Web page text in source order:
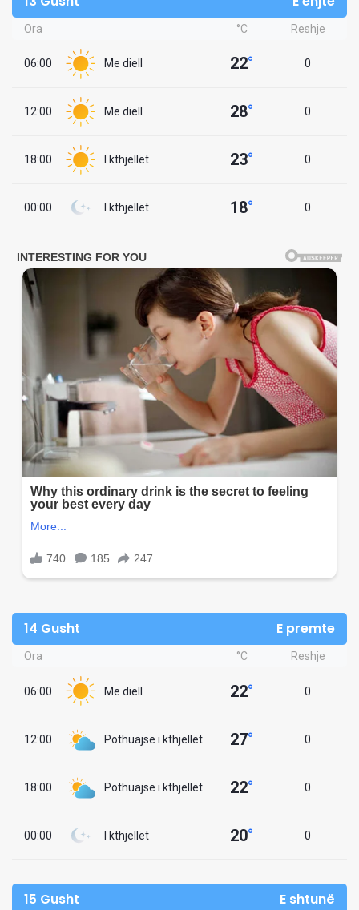
Ora °C Reshje
06:00 Me diell 22° 0
12:00 Me diell 28° 0
18:00 I kthjellët 23° 0
00:00 I kthjellët 18° 0
14 Gusht E premte
Ora °C Reshje
06:00 Me diell 22° 0
12:00 Pothuajse i kthjellët 27° 0
18:00 Pothuajse i kthjellët 22° 0
00:00 I kthjellët 20° 0
15 Gusht E shtunë